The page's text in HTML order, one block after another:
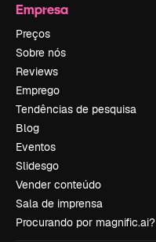
Empresa
Preços
Sobre nós
Reviews
Emprego
Tendências de pesquisa
Blog
Eventos
Slidesgo
Vender conteúdo
Sala de imprensa
Procurando por magnific.ai?